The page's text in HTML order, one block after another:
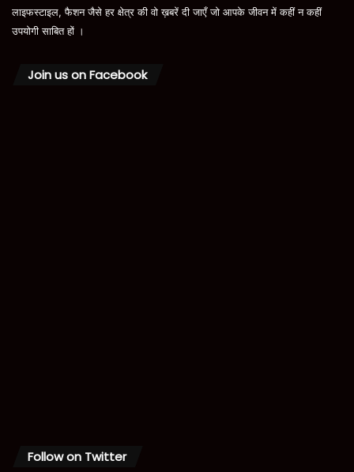
लाइफस्टाइल, फैशन जैसे हर क्षेत्र की वो ख़बरें दी जाएँ जो आपके जीवन में कहीं न कहीं
उपयोगी साबित हों ।
Join us on Facebook
Follow on Twitter